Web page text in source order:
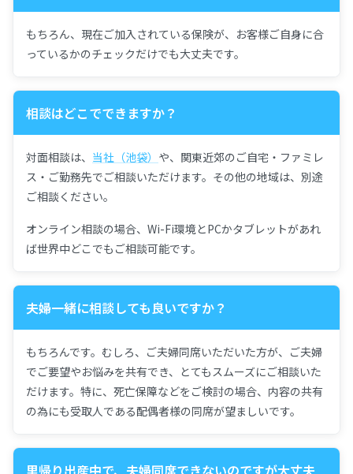
もちろん、現在ご加入されている保険が、お客様ご自身に合
っているかのチェックだけでも大丈夫です。
相談はどこでできますか？
対面相談は、 当社（池袋） や、関東近郊のご自宅・ファミレ
ス・ご勤務先でご相談いただけます。その他の地域は、別途
ご相談ください。
オンライン相談の場合、Wi-Fi環境とPCかタブレットがあれ
ば世界中どこでもご相談可能です。
夫婦一緒に相談しても良いですか？
もちろんです。むしろ、ご夫婦同席いただいた方が、ご夫婦
でご要望やお悩みを共有でき、とてもスムーズにご相談いた
だけます。特に、死亡保障などをご検討の場合、内容の共有
の為にも受取人である配偶者様の同席が望ましいです。
里帰り出産中で、夫婦同席できないのですが大丈夫